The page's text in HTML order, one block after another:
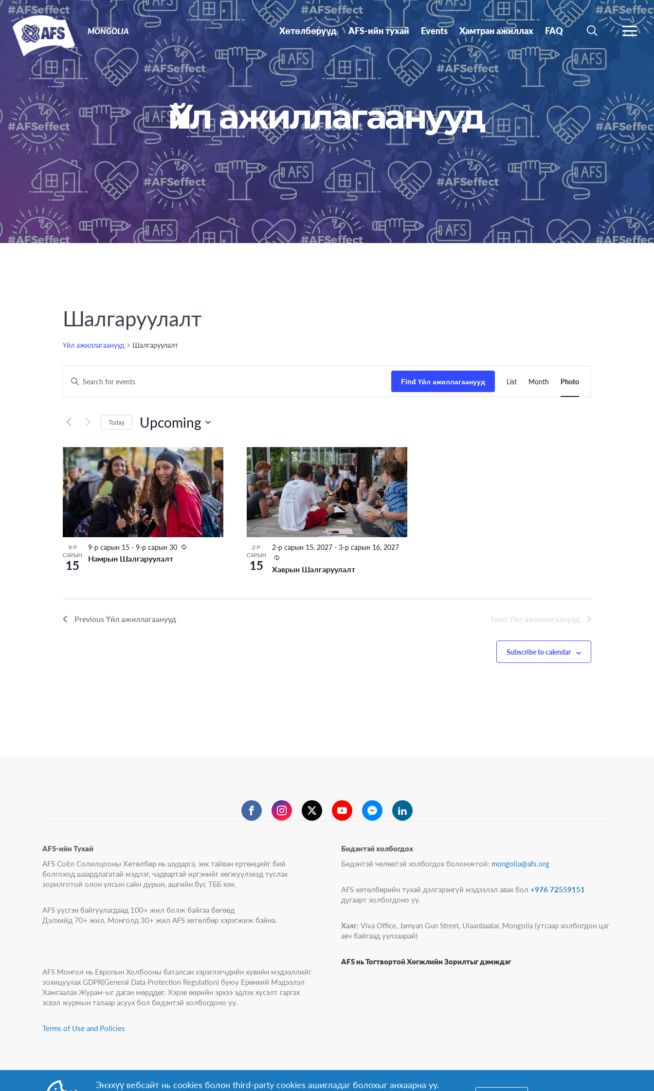
MONGOLIA
Primary
Navigation
Хөтөлбөрүүд AFS-ийн тухай Events Хамтран ажиллах FAQ
SEARCH MORE
Үйл ажиллагаанууд
Шалгаруулалт
Үйл ажиллагаанууд Шалгаруулалт
Үйл
ажиллагаанууд
Search
Views
Navigation
Enter
for
Үйл
by
Keyword.
Find Үйл ажиллагаанууд
Views
List Month Photo
Today Upcoming
date.
List
of
events
in
Photo
View
9-Р
САРЫН
15
9-р сарын 15 - 9-р сарын 30 Recurring
Намрын Шалгаруулалт
2-Р
САРЫН
15
2-р сарын 15, 2027- 3-р сарын 16, 2027
Recurring
Хаврын Шалгаруулалт
PreviousҮйл ажиллагаанууд Next Үйл ажиллагаанууд
Subscribe to calendar
FacebookInstagramTwitterYouTubeMessengerLinkedIn
Бидэнтэй холбогдох
Бидэнтэй чөлөөтэй холбогдох боломжтой: mongolia@afs.org
AFS хөтөлбөрийн тухай дэлгэрэнгүй мэдээлэл авах бол+976 72559151
дугаарт холбогдоно уу.
Хаяг: Viva Office, Jamyan Gun Street, Ulaanbaatar, Mongolia (утсаар холбогдон цаг
авч байгаад уулзаарай)
AFS нь Тогтвортой Хөгжлийн Зорилтыг дэмждэг
AFS-ийн Тухай
AFS Соёл Солилцооны Хөтөлбөр нь шударга, энх тайван ертөнцийг бий
болгоход шаардлагатай мэдлэг, чадвартай иргэнийг хөгжүүлэхэд туслах
зорилготой олон улсын сайн дурын, ашгийн бус ТББ юм.
AFS үүсгэн байгуулагдаад 100+ жил болж байгаа бөгөөд
Дэлхийд 70+ жил, Монголд 30+ жил AFS хөтөлбөр хэрэгжиж байна.
AFS Монгол нь Европын Холбооны баталсан хэрэглэгчдийн хувийн мэдээллийг
зохицуулах GDPR(General Data Protection Regulation) буюу Ерөнхий Мэдээлэл
Хамгаалах Журам-ыг даган мөрддөг. Хэрэв өөрийн эрхээ эдлэх хүсэлт гаргах
эсвэл журмын талаар асуух бол бидэнтэй холбогдоно уу.
Terms of Use and Policies
Энэхүү вебсайт нь cookies болон third-party cookies ашигладаг болохыг анхаарна уу.